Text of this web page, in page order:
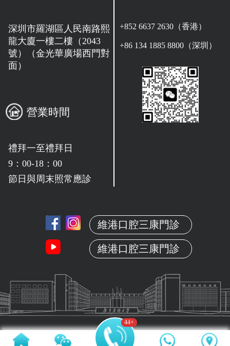
深圳市羅湖區人民南路熙
龍大廈一樓二樓（2043
號）（金光華廣場西門對
面）
營業時間
禮拜一至禮拜日
9：00-18：00
節日與周末照常應診
維港口腔三康門診
維港口腔三康門診
+852 6637 2630（香港）
+86 134 1885 8800（深圳）
44+